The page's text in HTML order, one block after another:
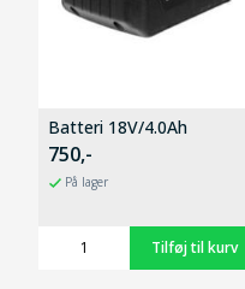
Batteri 18V/4.0Ah
750,-
På lager